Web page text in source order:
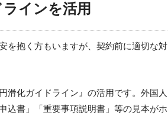
インを活用
を抱く方もいますが、契約前に適切な対
滑化ガイドライン』の活用です。外国人
込書」「重要事項説明書」等の見本がホ